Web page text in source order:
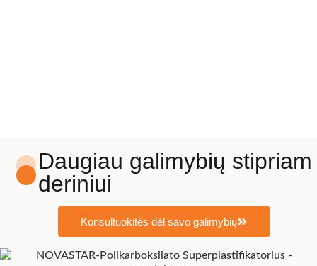
Daugiau galimybių stipriam
deriniui
Konsultuokitės dėl savo galimybių